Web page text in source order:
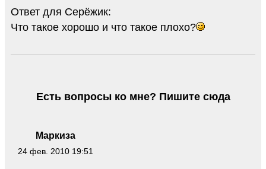
Ответ для Серёжик:
Что такое хорошо и что такое плохо?
Маркиза
24 фев. 2010 19:51
Есть вопросы ко мне? Пишите сюда